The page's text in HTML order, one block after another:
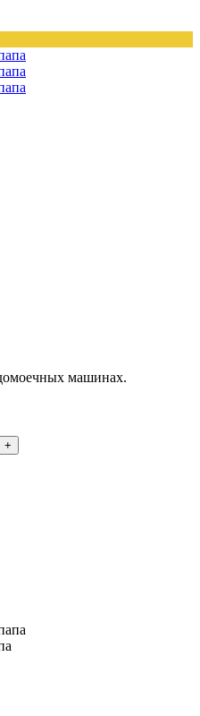
машинах.
+